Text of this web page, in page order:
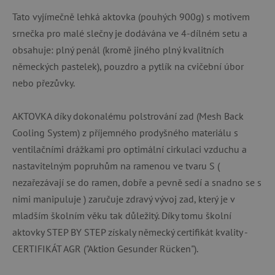
Tato vyjímečně lehká aktovka (pouhých 900g) s motivem
srnečka pro malé slečny je dodávána ve 4-dílném setu a
obsahuje: plný penál (kromě jiného plný kvalitních
německých pastelek), pouzdro a pytlík na cvičební úbor
nebo přezůvky.
AKTOVKA díky dokonalému polstrování zad (Mesh Back
Cooling System) z příjemného prodyšného materiálu s
ventilačními drážkami pro optimální cirkulaci vzduchu a
nastavitelným popruhům na ramenou ve tvaru S (
nezařezávají se do ramen, dobře a pevně sedí a snadno se s
nimi manipuluje ) zaručuje zdravý vývoj zad, který je v
mladším školním věku tak důležitý. Díky tomu školní
aktovky STEP BY STEP získaly německý certifikát kvality -
CERTIFIKÁT AGR ("Aktion Gesunder Rücken").